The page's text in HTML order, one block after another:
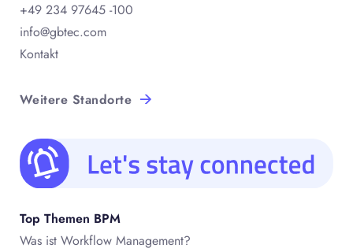
+49 234 97645 -100
info@gbtec.com
Kontakt
Weitere Standorte
Top Themen BPM
Was ist Workflow Management?